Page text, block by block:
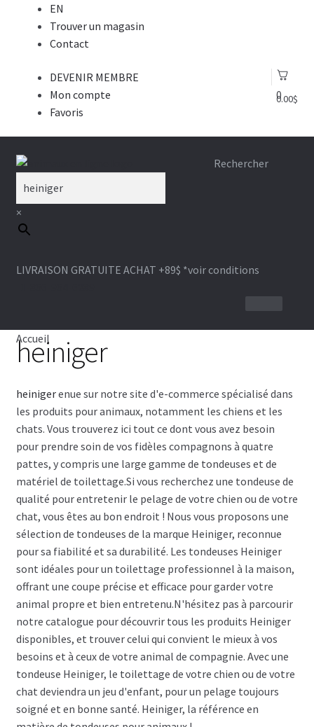
EN
Trouver un magasin
Contact
0
0.00$
DEVENIR MEMBRE
Mon compte
Favoris
Aller
navigation
Aller
contenu
Rechercher
×
LIVRAISON GRATUITE ACHAT +89$ *voir conditions
CHIENS
CHATS
TOILETTAGE
SERVICES
PAR MARQUES
🍁 PRODUITS CANADIEN
VENTES
Accueil
heiniger
heinigerenue sur notre site d'e-commerce spécialisé dans
les produits pour animaux, notamment les chiens et les
chats. Vous trouverez ici tout ce dont vous avez besoin
pour prendre soin de vos fidèles compagnons à quatre
pattes, y compris une large gamme de tondeuses et de
matériel de toilettage.Si vous recherchez une tondeuse de
qualité pour entretenir le pelage de votre chien ou de votre
chat, vous êtes au bon endroit ! Nous vous proposons une
sélection de tondeuses de la marque Heiniger, reconnue
pour sa fiabilité et sa durabilité. Les tondeuses Heiniger
sont idéales pour un toilettage professionnel à la maison,
offrant une coupe précise et efficace pour garder votre
animal propre et bien entretenu.N'hésitez pas à parcourir
notre catalogue pour découvrir tous les produits Heiniger
disponibles, et trouver celui qui convient le mieux à vos
besoins et à ceux de votre animal de compagnie. Avec une
tondeuse Heiniger, le toilettage de votre chien ou de votre
chat deviendra un jeu d'enfant, pour un pelage toujours
soigné et en bonne santé. Heiniger, la référence en